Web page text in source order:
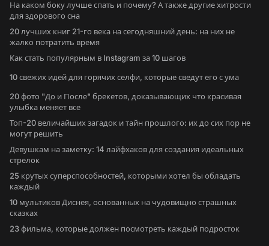
На каком боку лучше спать и почему? А также другие хитрости
для здорового сна
20 лучших книг 21-го века на сегодняшний день: на них не
жалко потратить время
Как стать популярным в Instagram за 10 шагов
10 свежих идей для горячих селфи, которые сведут его с ума
20 фото "До и После" брекетов, доказывающих что красивая
улыбка меняет все
Топ-20 величайших загадок и тайн прошлого: их до сих пор не
могут решить
Девушкам на заметку: 14 лайфхаков для создания идеальных
стрелок
25 крутых суперспособностей, которыми хотел бы обладать
каждый
10 мультиков Диснея, основанных на чудовищно страшных
сказках
23 фильма, которые должен посмотреть каждый подросток